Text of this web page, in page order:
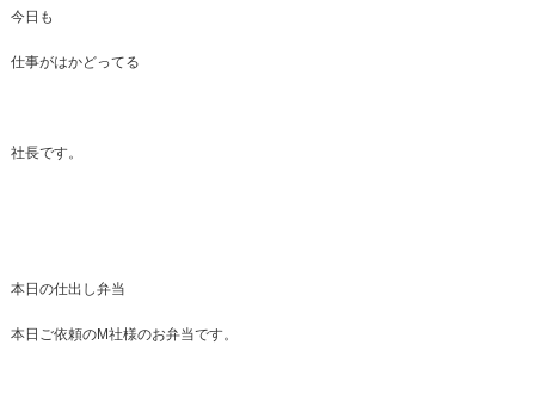
今日も
仕事がはかどってる
社長です。
本日の仕出し弁当
本日ご依頼のM社様のお弁当です。